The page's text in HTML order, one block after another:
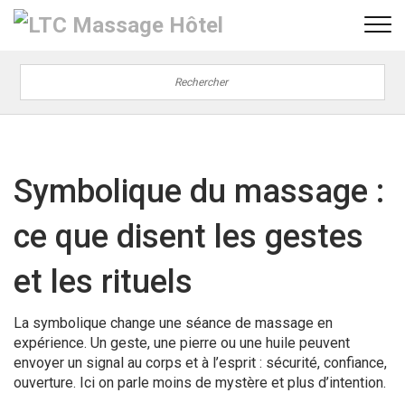
Symbolique du massage :
ce que disent les gestes
et les rituels
La symbolique change une séance de massage en
expérience. Un geste, une pierre ou une huile peuvent
envoyer un signal au corps et à l’esprit : sécurité, confiance,
ouverture. Ici on parle moins de mystère et plus d’intention.